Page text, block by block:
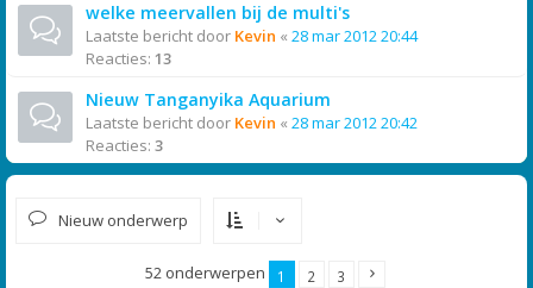
welke meervallen bij de multi's
Laatste bericht door Kevin « 28 mar 2012 20:44
Reacties: 13
Nieuw Tanganyika Aquarium
Laatste bericht door Kevin « 28 mar 2012 20:42
Reacties: 3
Nieuw onderwerp
52 onderwerpen 1 2 3